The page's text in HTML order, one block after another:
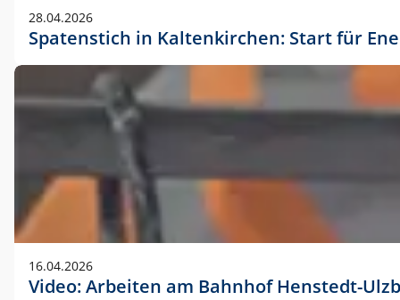
28.04.2026
Spatenstich in Kaltenkirchen: Start für
16.04.2026
Video: Arbeiten am Bahnhof Henstedt-